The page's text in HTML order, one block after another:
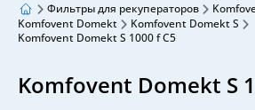
Фильтры для рекуператоров
Komfovent Domekt
Komfovent Domekt S
Komfovent Domekt S 1000 f C5
Komfovent Domekt S